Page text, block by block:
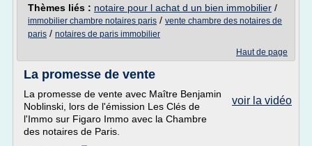
Thèmes liés : notaire pour l achat d un bien immobilier /
immobilier chambre notaires paris / vente chambre des notaires de
paris / notaires de paris immobilier
Haut de page
La promesse de vente
voir la vidéo
La promesse de vente avec Maître Benjamin
Noblinski, lors de l'émission Les Clés de
l'Immo sur Figaro Immo avec la Chambre
des notaires de Paris.